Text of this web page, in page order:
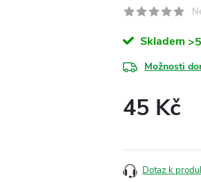
Skladem
Možnosti
45 Kč
Dotaz k